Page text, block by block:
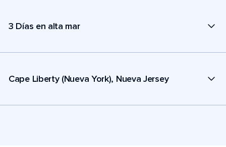
3 Días en alta mar
Cape Liberty (Nueva York), Nueva Jersey